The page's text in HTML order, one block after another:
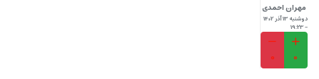
مهران احمدی
دوشنبه 13 آذر 1402
- 19:23
0
0